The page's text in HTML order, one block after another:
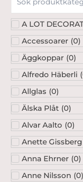
A LOT
Accessoarer (0)
Äggkoppar (0)
Alfredo Häberli (
Allglas (0)
Älska Plåt (0)
Alvar Aalto (0)
Anette Gissberg
Anna Ehrner (0)
Anne Nilsson (0)